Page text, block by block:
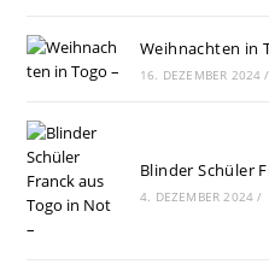
Weihnachten in
16. DEZEMBER 2024 /
Blinder Schüler
4. DEZEMBER 2024 /